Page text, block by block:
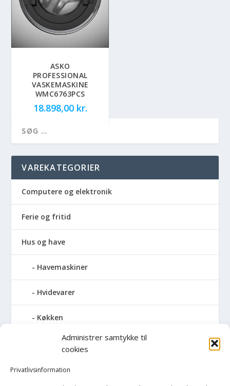
Administrer samtykke til
cookies
Privatlivsinformation
ASKO
PROFESSIONAL
VASKEMASKINE
WMC6763PCS
18.898,00 kr.
VAREKATEGORIER
Computere og elektronik
Ferie og fritid
Hus og have
Havemaskiner
Hvidevarer
Køkken
Elkedler
Kaffemaskiner